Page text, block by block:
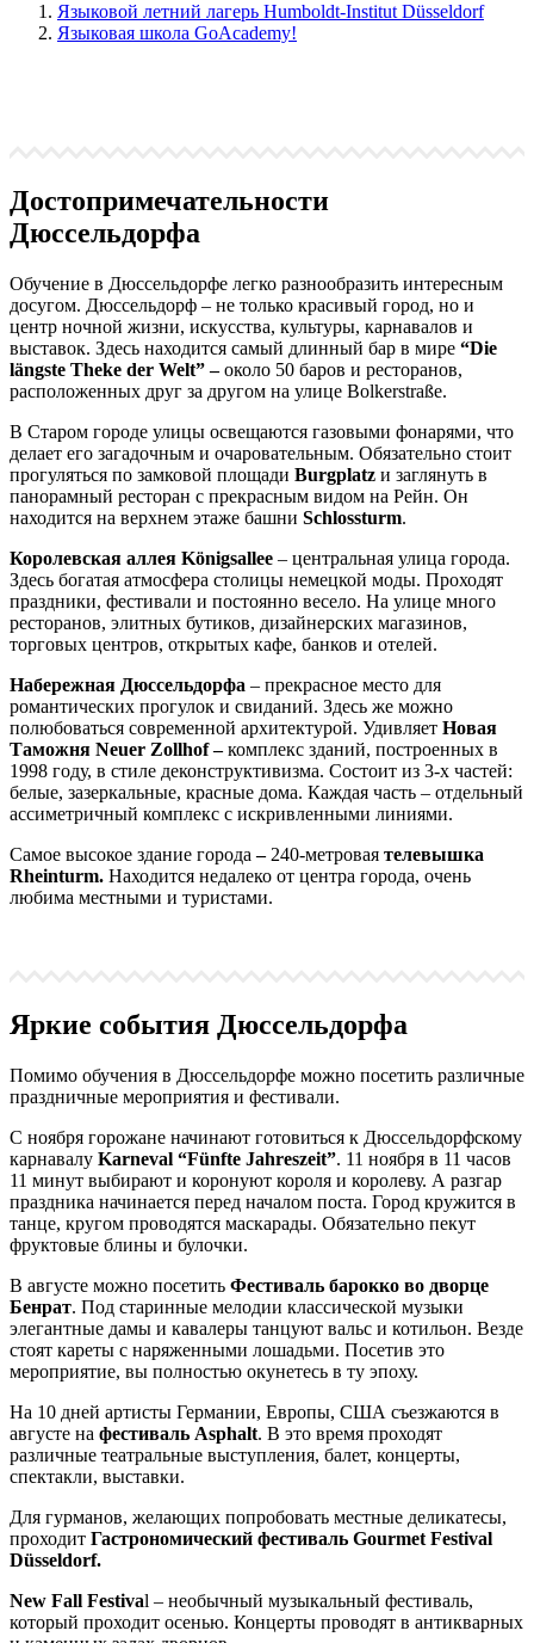
Языковой летний лагерь Humboldt-Institut Düsseldorf
Языковая школа GoAcademy!
Достопримечательности
Дюссельдорфа
Обучение в Дюссельдорфе легко разнообразить интересным
досугом. Дюссельдорф – не только красивый город, но и
центр ночной жизни, искусства, культуры, карнавалов и
выставок. Здесь находится самый длинный бар в мире “Die
längste Theke der Welt” –около 50 баров и ресторанов,
расположенных друг за другом на улице Bolkerstraße.
В Старом городе улицы освещаются газовыми фонарями, что
делает его загадочным и очаровательным. Обязательно стоит
прогуляться по замковой площади Burgplatz и заглянуть в
панорамный ресторан с прекрасным видом на Рейн. Он
находится на верхнем этаже башни Schlossturm.
Королевская аллея Königsallee – центральная улица города.
Здесь богатая атмосфера столицы немецкой моды. Проходят
праздники, фестивали и постоянно весело. На улице много
ресторанов, элитных бутиков, дизайнерских магазинов,
торговых центров, открытых кафе, банков и отелей.
Набережная Дюссельдорфа – прекрасное место для
романтических прогулок и свиданий. Здесь же можно
полюбоваться современной архитектурой. Удивляет Новая
Таможня Neuer Zollhof –комплекс зданий, построенных в
1998 году, в стиле деконструктивизма. Состоит из 3-х частей:
белые, зазеркальные, красные дома. Каждая часть – отдельный
ассиметричный комплекс с искривленными линиями.
Самое высокое здание города–240-метровая телевышка
Rheinturm. Находится недалеко от центра города, очень
любима местными и туристами.
Яркие события Дюссельдорфа
Помимо обучения в Дюссельдорфе можно посетить различные
праздничные мероприятия и фестивали.
С ноября горожане начинают готовиться к Дюссельдорфскому
карнавалу Karneval “Fünfte Jahreszeit”. 11 ноября в 11 часов
11 минут выбирают и коронуют короля и королеву. А разгар
праздника начинается перед началом поста. Город кружится в
танце, кругом проводятся маскарады. Обязательно пекут
фруктовые блины и булочки.
В августе можно посетить Фестиваль барокко во дворце
Бенрат. Под старинные мелодии классической музыки
элегантные дамы и кавалеры танцуют вальс и котильон. Везде
стоят кареты с наряженными лошадьми. Посетив это
мероприятие, вы полностью окунетесь в ту эпоху.
На 10 дней артисты Германии, Европы, США съезжаются в
августе на фестиваль Asphalt. В это время проходят
различные театральные выступления, балет, концерты,
спектакли, выставки.
Для гурманов, желающих попробовать местные деликатесы,
проходит Гастрономический фестиваль Gourmet Festival
Düsseldorf.
New Fall Festival – необычный музыкальный фестиваль,
который проходит осенью. Концерты проводят в антикварных